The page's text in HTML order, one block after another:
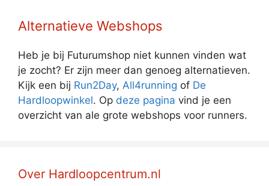
Alternatieve Webshops
Heb je bij Futurumshop niet kunnen vinden wat
je zocht? Er zijn meer dan genoeg alternatieven.
Kijk een bij Run2Day, All4running of De
Hardloopwinkel. Op deze pagina vind je een
overzicht van ale grote webshops voor runners.
Over Hardloopcentrum.nl